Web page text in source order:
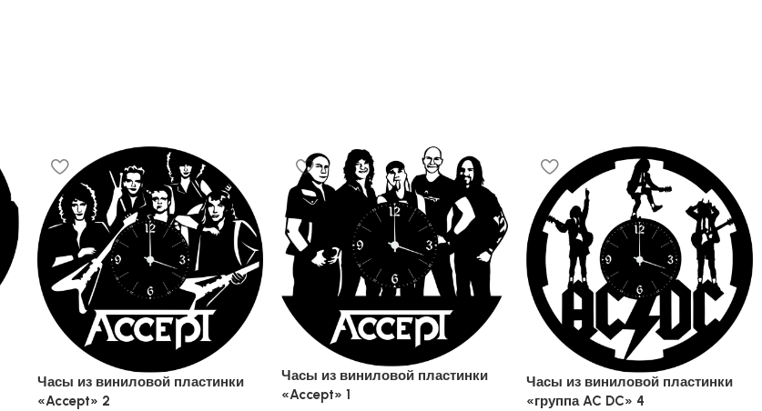
Часы из виниловой пластинки
«Accept» 2
Часы из виниловой пластинки
«Accept» 1
Часы из виниловой пластинки
«группа AC DC» 4